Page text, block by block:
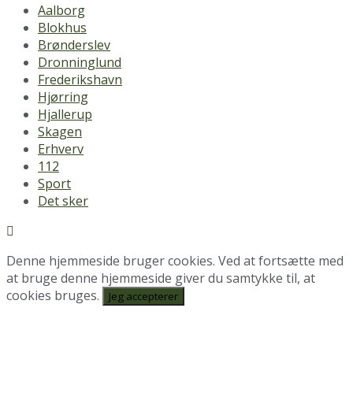
Aalborg
Blokhus
Brønderslev
Dronninglund
Frederikshavn
Hjørring
Hjallerup
Skagen
Erhverv
112
Sport
Det sker
Denne hjemmeside bruger cookies. Ved at fortsætte med
at bruge denne hjemmeside giver du samtykke til, at
cookies bruges.
Jeg accepterer